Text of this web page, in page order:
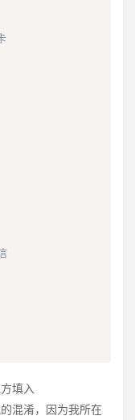
填入
混淆，因为我所在